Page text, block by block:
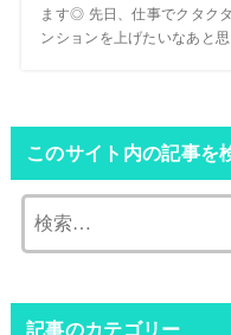
ます◎ 先日、仕事でクタク
ンションを上げたいなあと
このサイト内の記事を
記事のカテゴリー